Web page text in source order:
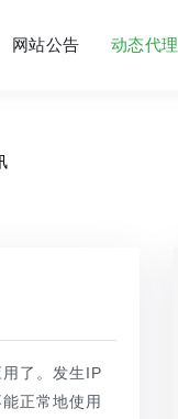
网站公告 动态代理
了。发生IP
正常地使用